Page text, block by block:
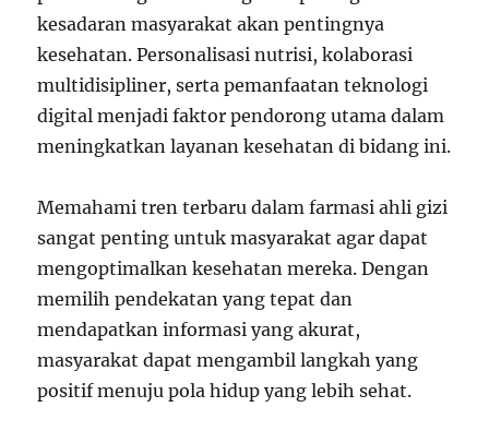
kesadaran masyarakat akan pentingnya
kesehatan. Personalisasi nutrisi, kolaborasi
multidisipliner, serta pemanfaatan teknologi
digital menjadi faktor pendorong utama dalam
meningkatkan layanan kesehatan di bidang ini.
Memahami tren terbaru dalam farmasi ahli gizi
sangat penting untuk masyarakat agar dapat
mengoptimalkan kesehatan mereka. Dengan
memilih pendekatan yang tepat dan
mendapatkan informasi yang akurat,
masyarakat dapat mengambil langkah yang
positif menuju pola hidup yang lebih sehat.